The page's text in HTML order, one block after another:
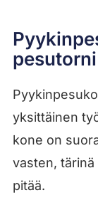
pesutorni
yksittäinen
kone on
vasten,
pitää.